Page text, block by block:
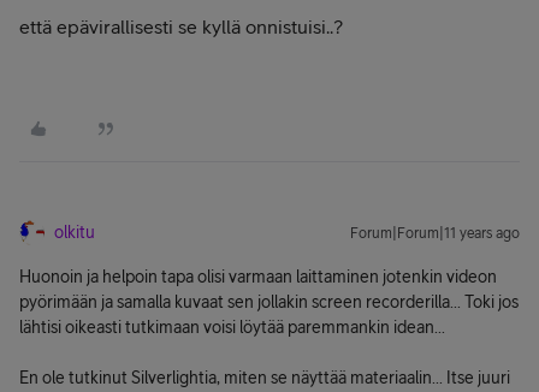
että epävirallisesti se kyllä onnistuisi..?
olkitu Forum|Forum|11 years ago
Huonoin ja helpoin tapa olisi varmaan laittaminen jotenkin videon
pyörimään ja samalla kuvaat sen jollakin screen recorderilla... Toki jos
lähtisi oikeasti tutkimaan voisi löytää paremmankin idean...
En ole tutkinut Silverlightia, miten se näyttää materiaalin... Itse juuri